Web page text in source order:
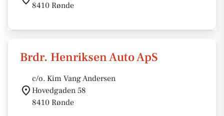
8410 Rønde
Brdr. Henriksen Auto ApS
c/o. Kim Vang Andersen
Hovedgaden 58
8410 Rønde